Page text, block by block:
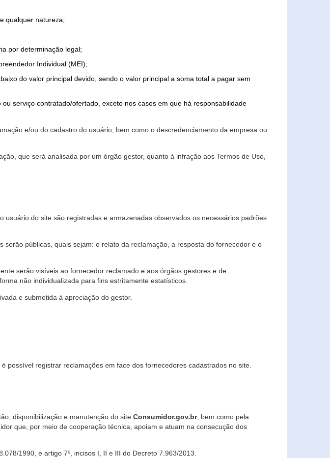
qualquer natureza;
por determinação legal;
Individual (MEI);
do valor principal devido, sendo o valor principal a soma total a pagar sem
serviço contratado/ofertado, exceto nos casos em que há responsabilidade
e/ou do cadastro do usuário, bem como o descredenciamento da empresa ou
que será analisada por um órgão gestor, quanto à infração aos Termos de Uso,
usuário do site são registradas e armazenadas observados os necessários padrões
serão públicas, quais sejam: o relato da reclamação, a resposta do fornecedor e o
serão visíveis ao fornecedor reclamado e aos órgãos gestores e de
não individualizada para fins estritamente estatísticos.
e submetida à apreciação do gestor.
possível registrar reclamações em face dos fornecedores cadastrados no site.
disponibilização e manutenção do site Consumidor.gov.br, bem como pela
que, por meio de cooperação técnica, apoiam e atuam na consecução dos
1990, e artigo 7º, incisos I, II e III do Decreto 7.963/2013.